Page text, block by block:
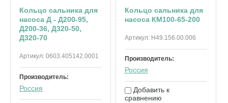
Кольцо сальника для
насоса Д - Д200-95,
Д200-36, Д320-50,
Д320-70
Артикул: 0603.405142.0001
Производитель:
Россия
Кольцо сальника для
насоса КМ100-65-200
Артикул:Н49.156.00.006
Производитель:
Россия
Добавить к
сравнению